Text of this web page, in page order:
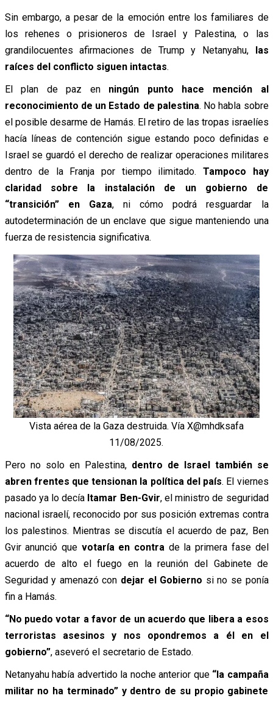
Sin embargo, a pesar de la emoción entre los familiares de
los rehenes o prisioneros de Israel y Palestina, o las
grandilocuentes afirmaciones de Trump y Netanyahu, las
raíces del conflicto siguen intactas.
El plan de paz en ningún punto hace mención al
reconocimiento de un Estado de palestina. No habla sobre
el posible desarme de Hamás. El retiro de las tropas israelíes
hacía líneas de contención sigue estando poco definidas e
Israel se guardó el derecho de realizar operaciones militares
dentro de la Franja por tiempo ilimitado. Tampoco hay
claridad sobre la instalación de un gobierno de
“transición” en Gaza, ni cómo podrá resguardar la
autodeterminación de un enclave que sigue manteniendo una
fuerza de resistencia significativa.
Vista aérea de la Gaza destruida. Vía X@mhdksafa
11/08/2025.
Pero no solo en Palestina,dentro de Israel también se
abren frentes que tensionan la política del país. El viernes
pasado ya lo decía Itamar Ben-Gvir, el ministro de seguridad
nacional israelí, reconocido por sus posición extremas contra
los palestinos. Mientras se discutía el acuerdo de paz, Ben
Gvir anunció que votaría en contra de la primera fase del
acuerdo de alto el fuego en la reunión del Gabinete de
Seguridad y amenazó con dejar el Gobierno si no se ponía
fin a Hamás.
“No puedo votar a favor de un acuerdo que libera a esos
terroristas asesinos y nos opondremos a él en el
gobierno”, aseveró el secretario de Estado.
Netanyahu había advertido la noche anterior que “la campaña
militar no ha terminado” y dentro de su propio gabinete